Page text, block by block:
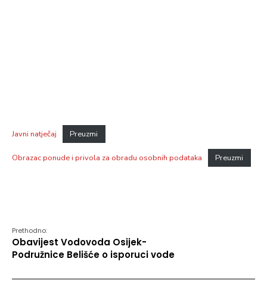
Javni natječaj Preuzmi
Obrazac ponude i privola za obradu osobnih podataka Preuzmi
Prethodno:
Obavijest Vodovoda Osijek-
Podružnice Belišće o isporuci vode